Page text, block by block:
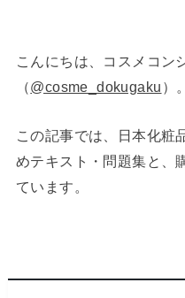
こんにちは、コスメコン
（@cosme_dokugaku ）。
この記事では、日本化粧
めテキスト・問題集と、
ています。